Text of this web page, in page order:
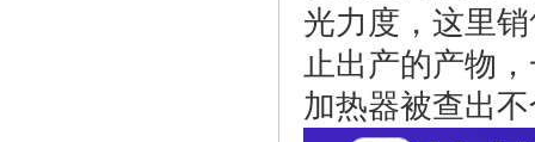
光力度，这里
止出产的产物
加热器被查出